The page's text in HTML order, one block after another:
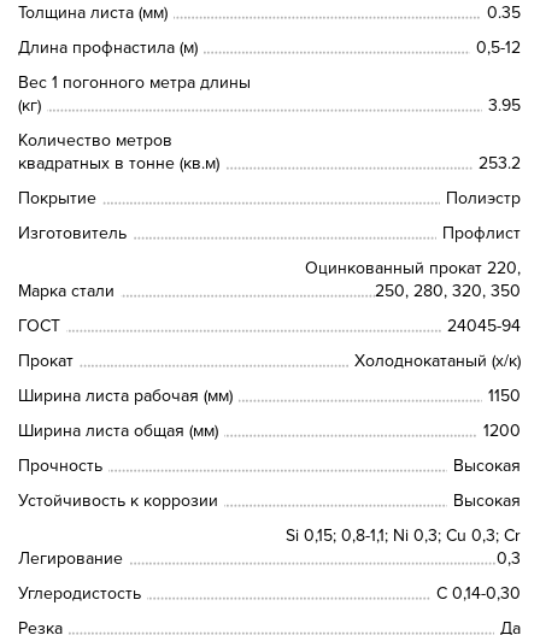
Толщина листа (мм)
0.35
Длина профнастила (м)
0,5-12
Вес 1 погонного метра длины
(кг)
3.95
Количество метров
квадратных в тонне (кв.м)
253.2
Покрытие
Полиэстр
Изготовитель
Профлист
Марка стали
Оцинкованный прокат 220,
250, 280, 320, 350
ГОСТ
24045-94
Прокат
Холоднокатаный (х/к)
Ширина листа рабочая (мм)
1150
Ширина листа общая (мм)
1200
Прочность
Высокая
Устойчивость к коррозии
Высокая
Легирование
Si 0,15; 0,8-1,1; Ni 0,3; Сu 0,3; Cr
0,3
Углеродистость
C 0,14-0,30
Резка
Да